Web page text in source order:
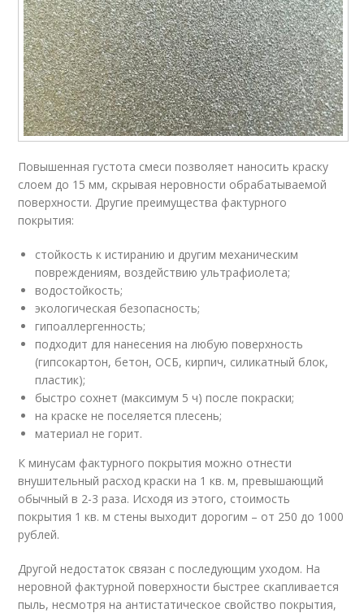
Повышенная густота смеси позволяет наносить краску
слоем до 15 мм, скрывая неровности обрабатываемой
поверхности. Другие преимущества фактурного
покрытия:
стойкость к истиранию и другим механическим
повреждениям, воздействию ультрафиолета;
водостойкость;
экологическая безопасность;
гипоаллергенность;
подходит для нанесения на любую поверхность
(гипсокартон, бетон, ОСБ, кирпич, силикатный блок,
пластик);
быстро сохнет (максимум 5 ч) после покраски;
на краске не поселяется плесень;
материал не горит.
К минусам фактурного покрытия можно отнести
внушительный расход краски на 1 кв. м, превышающий
обычный в 2-3 раза. Исходя из этого, стоимость
покрытия 1 кв. м стены выходит дорогим – от 250 до 1000
рублей.
Другой недостаток связан с последующим уходом. На
неровной фактурной поверхности быстрее скапливается
пыль, несмотря на антистатическое свойство покрытия,